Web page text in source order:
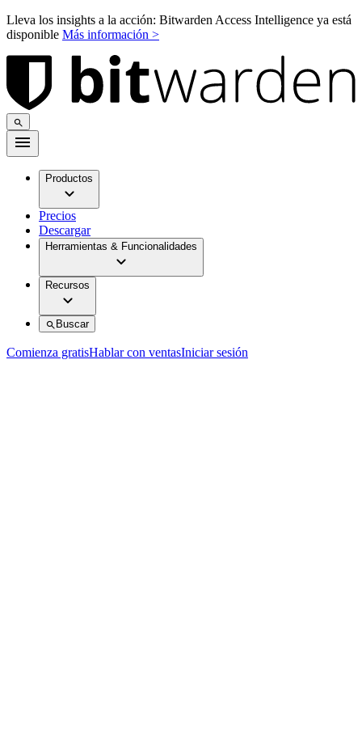
Lleva los insights a la acción: Bitwarden Access Intelligence ya está
disponible Más información >
Productos
Precios
Descargar
Herramientas & Funcionalidades
Recursos
Buscar
Comienza gratisHablar con ventasIniciar sesión